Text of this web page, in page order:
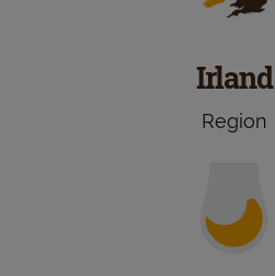
Irland
Region